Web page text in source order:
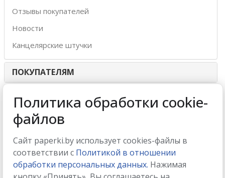
Отзывы покупателей
Новости
Канцелярские штучки
ПОКУПАТЕЛЯМ
ИНТЕРНЕТ-МАГАЗИН
МЫ ПРИНИМАЕМ
Политика обработки cookie-
файлов
Сайт paperki.by использует cookies-файлы в
соответствии с Политикой в отношении
обработки персональных данных. Нажимая